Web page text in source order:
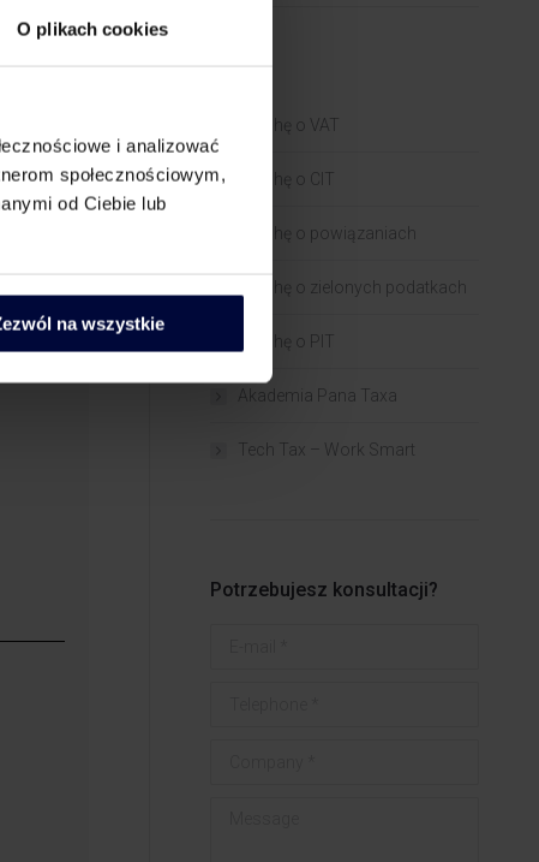
O plikach cookies
i analizować
społecznościowym,
od Ciebie lub
na wszystkie
Trochę o VAT
Trochę o CIT
Trochę o powiązaniach​
Trochę o zielonych podatkach
Trochę o PIT
Akademia Pana Taxa
Tech Tax – Work Smart
Potrzebujesz konsultacji?